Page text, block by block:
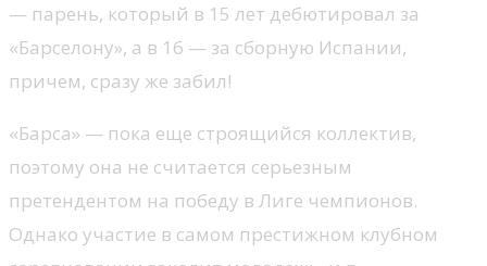
— парень, который в 15 лет дебютировал за
«Барселону», а в 16 — за сборную Испании,
причем, сразу же забил!
«Барса» — пока еще строящийся коллектив,
поэтому она не считается серьезным
претендентом на победу в Лиге чемпионов.
Однако участие в самом престижном клубном